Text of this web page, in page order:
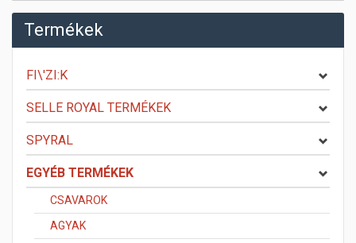
Termékek
FI\'ZI:K
SELLE ROYAL TERMÉKEK
SPYRAL
EGYÉB TERMÉKEK
CSAVAROK
AGYAK